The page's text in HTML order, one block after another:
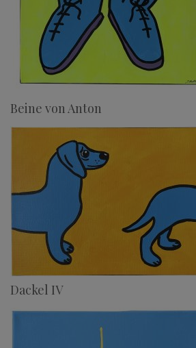
Beine von Anton
Dackel IV